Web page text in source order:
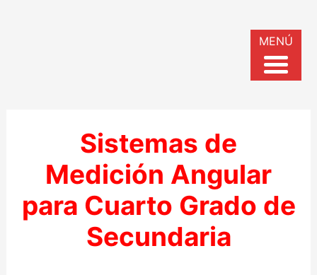
Sistemas de
Medición Angular
para Cuarto Grado de
Secundaria
MENÚ